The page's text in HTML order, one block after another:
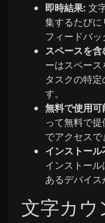
即時結果: 文
集するたび
フィードバッ
スペースを
ーはスペース
タスクの特
す。
無料で使用可
って無料で
でアクセスで
インストール
インストー
あるデバイス
文字カウ